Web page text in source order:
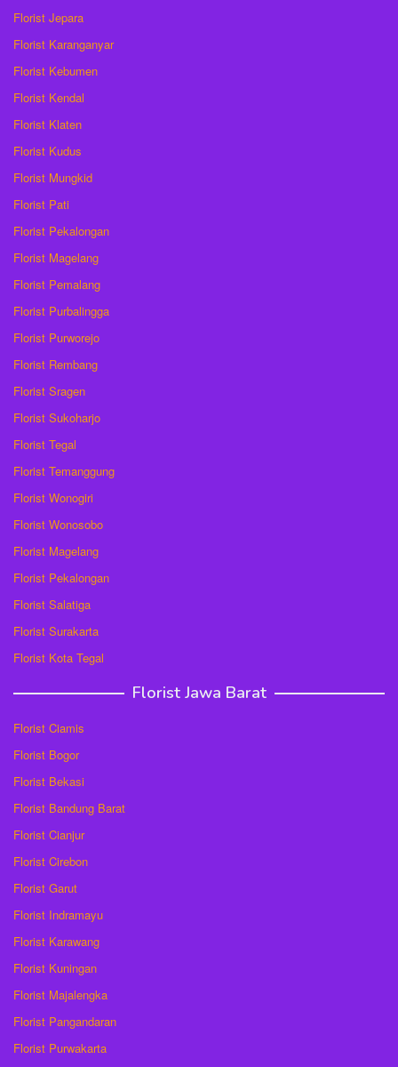
Florist Jepara
Florist Karanganyar
Florist Kebumen
Florist Kendal
Florist Klaten
Florist Kudus
Florist Mungkid
Florist Pati
Florist Pekalongan
Florist Magelang
Florist Pemalang
Florist Purbalingga
Florist Purworejo
Florist Rembang
Florist Sragen
Florist Sukoharjo
Florist Tegal
Florist Temanggung
Florist Wonogiri
Florist Wonosobo
Florist Magelang
Florist Pekalongan
Florist Salatiga
Florist Surakarta
Florist Kota Tegal
Florist Jawa Barat
Florist Ciamis
Florist Bogor
Florist Bekasi
Florist Bandung Barat
Florist Cianjur
Florist Cirebon
Florist Garut
Florist Indramayu
Florist Karawang
Florist Kuningan
Florist Majalengka
Florist Pangandaran
Florist Purwakarta